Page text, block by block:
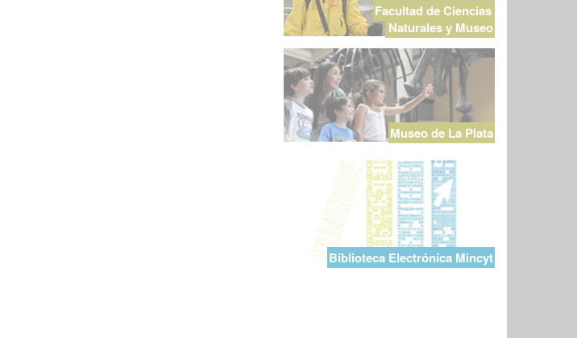
Facultad de Ciencias
Naturales y Museo
Museo de La Plata
Biblioteca Electrónica Mincyt